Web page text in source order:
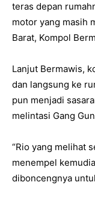
teras depan
motor yang masih
Barat, Kompol
Lanjut Bermawis,
dan langsung ke
pun menjadi
melintasi Gang
“Rio yang melihat
menempel
diboncengnya